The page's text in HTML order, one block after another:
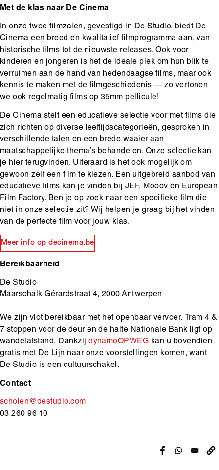
Met de klas naar De Cinema
In onze twee filmzalen, gevestigd in De Studio, biedt De
Cinema een breed en kwalitatief filmprogramma aan, van
historische films tot de nieuwste releases. Ook voor
kinderen en jongeren is het de ideale plek om hun blik te
verruimen aan de hand van hedendaagse films, maar ook
kennis te maken met de filmgeschiedenis — zo vertonen
we ook regelmatig films op 35mm pellicule!
De Cinema stelt een educatieve selectie voor met films die
zich richten op diverse leeftijdscategorieën, gesproken in
verschillende talen en een brede waaier aan
maatschappelijke thema’s behandelen. Onze selectie kan
je hier terugvinden. Uiteraard is het ook mogelijk om
gewoon zelf een film te kiezen. Een uitgebreid aanbod van
educatieve films kan je vinden bij JEF, Mooov en European
Film Factory. Ben je op zoek naar een specifieke film die
niet in onze selectie zit? Wij helpen je graag bij het vinden
van de perfecte film voor jouw klas.
Meer info op decinema.be
Bereikbaarheid
De Studio
Maarschalk Gérardstraat 4, 2000 Antwerpen
We zijn vlot bereikbaar met het openbaar vervoer. Tram 4 &
7 stoppen voor de deur en de halte Nationale Bank ligt op
wandelafstand. DankzijdynamoOPWEG kan u bovendien
gratis met De Lijn naar onze voorstellingen komen, want
De Studio is een cultuurschakel.
Contact
scholen@destudio.com
03 260 96 10